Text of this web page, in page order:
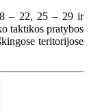
– 22, 25 – 29 ir
taktikos pratybos
teritorijose